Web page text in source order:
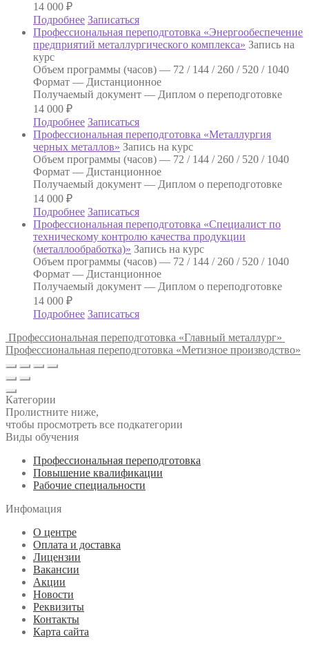
14 000 ₽
Подробнее Записаться
Профессиональная переподготовка «Энергообеспечение
предприятий металлургического комплекса» Запись на
курс
Объем программы (часов) — 72 / 144 / 260 / 520 / 1040
Формат — Дистанционное
Получаемый документ — Диплом о переподготовке
14 000 ₽
Подробнее Записаться
Профессиональная переподготовка «Металлургия
черных металлов» Запись на курс
Объем программы (часов) — 72 / 144 / 260 / 520 / 1040
Формат — Дистанционное
Получаемый документ — Диплом о переподготовке
14 000 ₽
Подробнее Записаться
Профессиональная переподготовка «Специалист по
техническому контролю качества продукции
(металлообработка)» Запись на курс
Объем программы (часов) — 72 / 144 / 260 / 520 / 1040
Формат — Дистанционное
Получаемый документ — Диплом о переподготовке
14 000 ₽
Подробнее Записаться
Профессиональная переподготовка «Главный металлург»
Профессиональная переподготовка «Метизное производство»
Категории
Пролистните ниже,
чтобы просмотреть все подкатегории
Виды обучения
Профессиональная переподготовка
Повышение квалификации
Рабочие специальности
Инфомация
О центре
Оплата и доставка
Лицензии
Вакансии
Акции
Новости
Реквизиты
Контакты
Карта сайта